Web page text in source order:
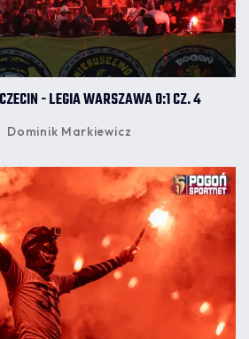
- LEGIA WARSZAWA 0:1 CZ. 4
Dominik Markiewicz